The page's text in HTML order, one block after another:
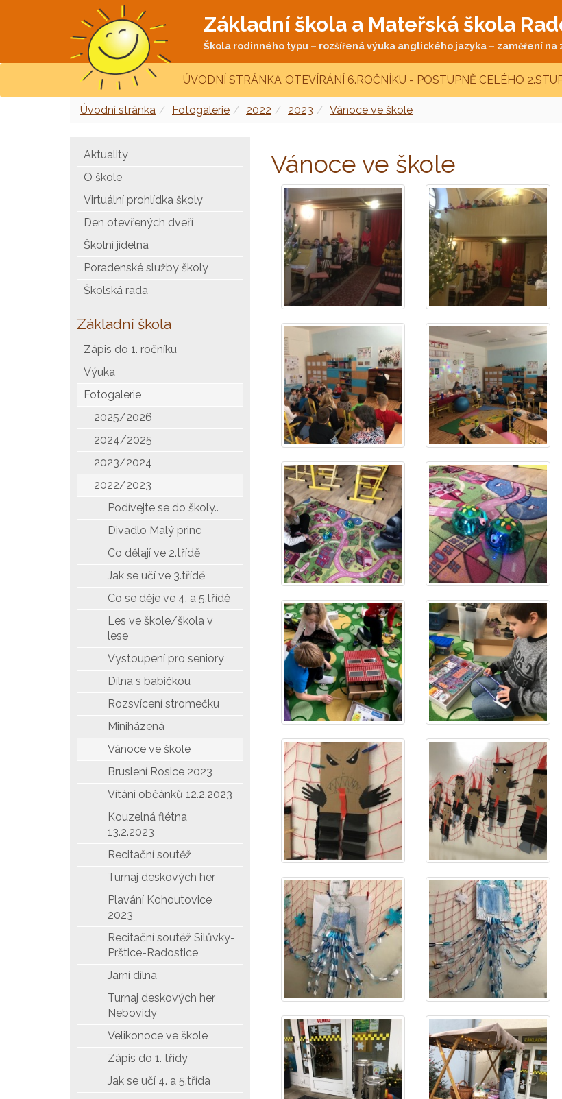
Základní škola a Mateřská škola
Škola rodinného typu – rozšířená výuka anglického jazyka – zaměření na
ÚVODNÍ STRÁNKA OTEVÍRÁNÍ 6.ROČNÍKU - POSTUPNĚ CELÉHO
Úvodní stránka Fotogalerie 2022 2023 Vánoce ve škole
Aktuality
O škole
Virtuální prohlídka školy
Den otevřených dveří
Školní jídelna
Poradenské služby školy
Školská rada
Základní škola
Zápis do 1. ročníku
Výuka
Fotogalerie
2025/2026
2024/2025
2023/2024
2022/2023
Podívejte se do školy..
Divadlo Malý princ
Co dělají ve 2.třídě
Jak se učí ve 3.třídě
Co se děje ve 4. a 5.třídě
Les ve škole/škola v
lese
Vystoupení pro seniory
Dílna s babičkou
Rozsvícení stromečku
Miniházená
Vánoce ve škole
Bruslení Rosice 2023
Vítání občánků 12.2.2023
Kouzelná flétna
13.2.2023
Recitační soutěž
Turnaj deskových her
Plavání Kohoutovice
2023
Recitační soutěž Silůvky-
Prštice-Radostice
Jarní dílna
Turnaj deskových her
Nebovidy
Velikonoce ve škole
Zápis do 1. třídy
Jak se učí 4. a 5.třída
Vánoce ve škole